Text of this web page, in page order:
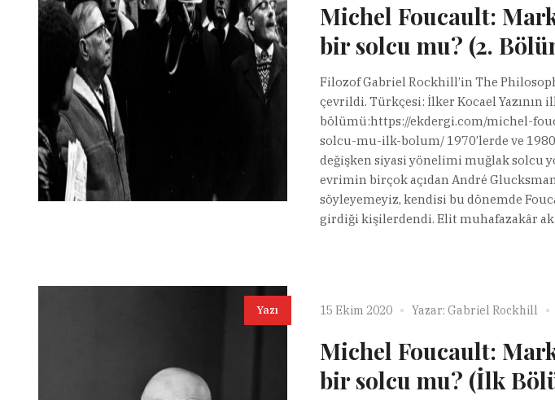
Michel Foucault:
bir solcu mu? (2.
Filozof Gabriel Rockhill’in The
çevrildi. Türkçesi: İlker Kocael Yazının
bölümü:https://ekdergi.com/michel-
solcu-mu-ilk-bolum/ 1970’lerde ve
değişken siyasi yönelimi muğlak solcu
evrimin birçok açıdan André
söyleyemeyiz, kendisi bu dönemde
girdiği kişilerdendi. Elit muhafazakâr
Yazı 15 Ekim 2020 Yazar: Gabriel Rockhill
Michel Foucault:
bir solcu mu? (İlk